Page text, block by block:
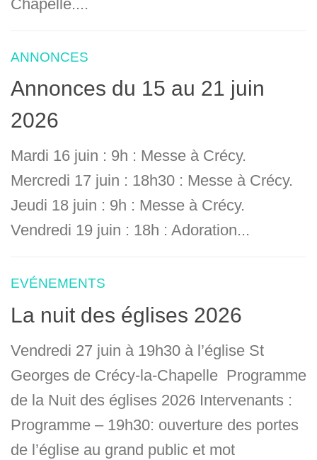
Chapelle....
ANNONCES
Annonces du 15 au 21 juin
2026
Mardi 16 juin : 9h : Messe à Crécy.
Mercredi 17 juin : 18h30 : Messe à Crécy.
Jeudi 18 juin : 9h : Messe à Crécy.
Vendredi 19 juin : 18h : Adoration...
EVÉNEMENTS
La nuit des églises 2026
Vendredi 27 juin à 19h30 à l’église St
Georges de Crécy-la-Chapelle Programme
de la Nuit des églises 2026 Intervenants :
Programme – 19h30: ouverture des portes
de l’église au grand public et mot